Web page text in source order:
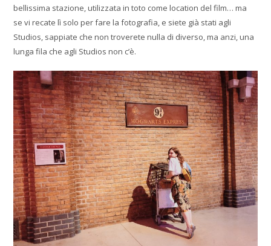
bellissima stazione, utilizzata in toto come location del film… ma
se vi recate lì solo per fare la fotografia, e siete già stati agli
Studios, sappiate che non troverete nulla di diverso, ma anzi, una
lunga fila che agli Studios non c’è.